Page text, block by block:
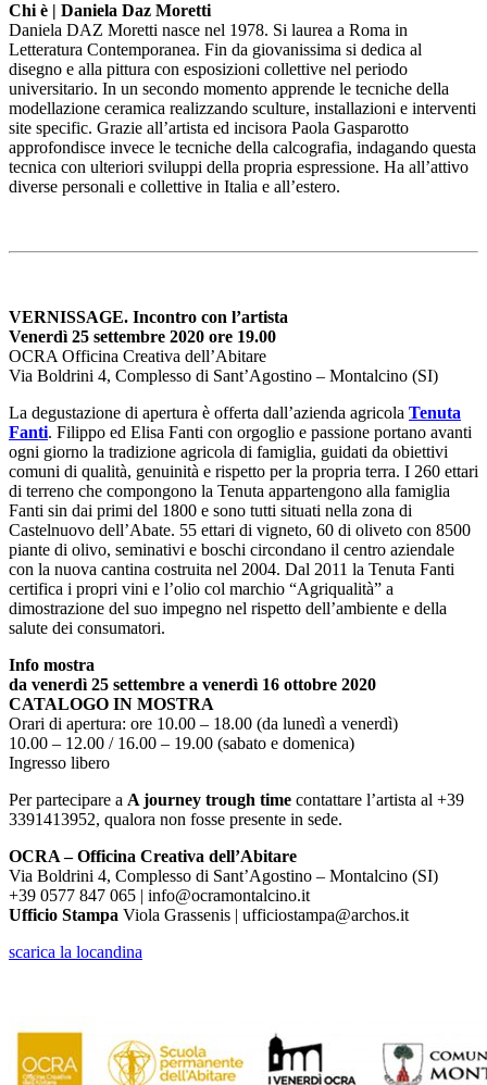
Chi è | Daniela Daz Moretti
Daniela DAZ Moretti nasce nel 1978. Si laurea a Roma in
Letteratura Contemporanea. Fin da giovanissima si dedica al
disegno e alla pittura con esposizioni collettive nel periodo
universitario. In un secondo momento apprende le tecniche della
modellazione ceramica realizzando sculture, installazioni e interventi
site specific. Grazie all’artista ed incisora Paola Gasparotto
approfondisce invece le tecniche della calcografia, indagando questa
tecnica con ulteriori sviluppi della propria espressione. Ha all’attivo
diverse personali e collettive in Italia e all’estero.
VERNISSAGE. Incontro con l’artista
Venerdì 25 settembre 2020 ore 19.00
OCRA Officina Creativa dell’Abitare
Via Boldrini 4, Complesso di Sant’Agostino – Montalcino (SI)
La degustazione di apertura è offerta dall’azienda agricola Tenuta
Fanti. Filippo ed Elisa Fanti con orgoglio e passione portano avanti
ogni giorno la tradizione agricola di famiglia, guidati da obiettivi
comuni di qualità, genuinità e rispetto per la propria terra. I 260 ettari
di terreno che compongono la Tenuta appartengono alla famiglia
Fanti sin dai primi del 1800 e sono tutti situati nella zona di
Castelnuovo dell’Abate. 55 ettari di vigneto, 60 di oliveto con 8500
piante di olivo, seminativi e boschi circondano il centro aziendale
con la nuova cantina costruita nel 2004. Dal 2011 la Tenuta Fanti
certifica i propri vini e l’olio col marchio “Agriqualità” a
dimostrazione del suo impegno nel rispetto dell’ambiente e della
salute dei consumatori.
Info mostra
da venerdì 25 settembre a venerdì 16 ottobre 2020
CATALOGO IN MOSTRA
Orari di apertura: ore 10.00 – 18.00 (da lunedì a venerdì)
10.00 – 12.00 / 16.00 – 19.00 (sabato e domenica)
Ingresso libero
Per partecipare a A journey trough time contattare l’artista al +39
3391413952, qualora non fosse presente in sede.
OCRA – Officina Creativa dell’Abitare
Via Boldrini 4, Complesso di Sant’Agostino – Montalcino (SI)
+39 0577 847 065 | info@ocramontalcino.it
Ufficio Stampa Viola Grassenis | ufficiostampa@archos.it
scarica la locandina